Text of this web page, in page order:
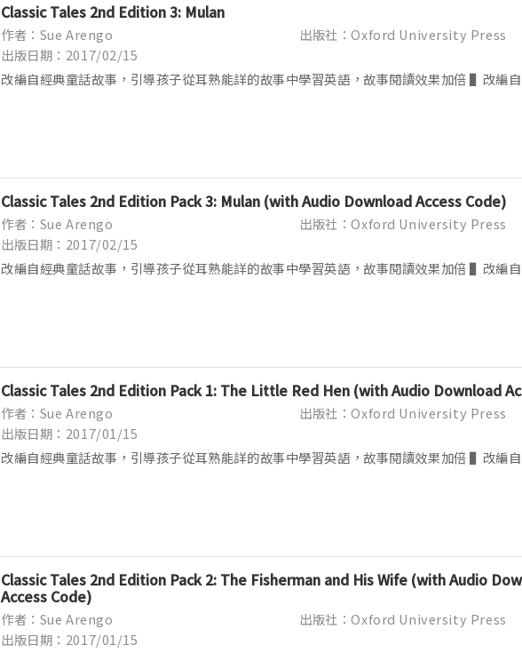
Classic Tales 2nd Edition 3: Mulan
作者：Sue Arengo
出版社：Oxford University Press
出版日期：2017/02/15
改編自經典童話故事，引導孩子從耳熟能詳的故事中學習英語，故事閱讀效果加倍 ▌改編
Classic Tales 2nd Edition Pack 3: Mulan (with Audio Download Access Code)
作者：Sue Arengo
出版社：Oxford University Press
出版日期：2017/02/15
改編自經典童話故事，引導孩子從耳熟能詳的故事中學習英語，故事閱讀效果加倍 ▌改編
Classic Tales 2nd Edition Pack 1: The Little Red Hen (with Audio Download
作者：Sue Arengo
出版社：Oxford University Press
出版日期：2017/01/15
改編自經典童話故事，引導孩子從耳熟能詳的故事中學習英語，故事閱讀效果加倍 ▌改編
Classic Tales 2nd Edition Pack 2: The Fisherman and His Wife (with Audio
Access Code)
作者：Sue Arengo
出版社：Oxford University Press
出版日期：2017/01/15